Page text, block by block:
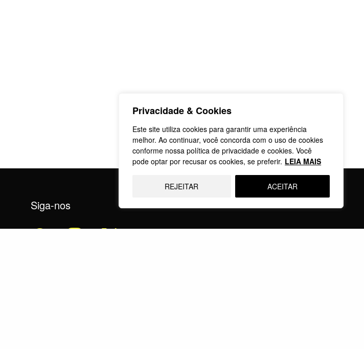
Privacidade & Cookies
Este site utiliza cookies para garantir uma experiência
melhor. Ao continuar, você concorda com o uso de cookies
conforme nossa política de privacidade e cookies. Você
pode optar por recusar os cookies, se preferir. LEIA MAIS
REJEITAR ACEITAR
Siga-nos